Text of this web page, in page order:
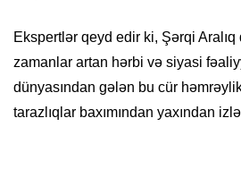
Ekspertlər qeyd edir ki, Şərqi
zamanlar artan hərbi və siyasi
dünyasından gələn bu cür
tarazlıqlar baxımından yaxından